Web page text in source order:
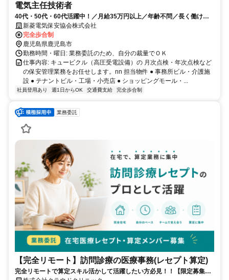
電気主任技術者
40代・50代・60代活躍中！／月給35万円以上／年齢不問／長く働ける
環境／残業ほぼなし
新菱電気保安協会株式会社
完全歩合制
鹿児島県鹿児島市
勤務時間・曜日: 業務委託のため、自分の裁量でＯＫ
仕事内容: キュービクル（高圧受電設備）の 月次点検・年次点検など
の保安管理業務をお任せします。nn 担当物件 ● 事務所ビル・介護施
設 ● テナントビル・工場・小売店 ● ショッピングモール・...
社員登用あり 週1日からOK 交通費支給 完全歩合制
業務委託
【完全リモート】訪問診療の医療事務(レセプト算定)
完全リモートで算定スキル活かして活躍したい方必見！！【限定募集】